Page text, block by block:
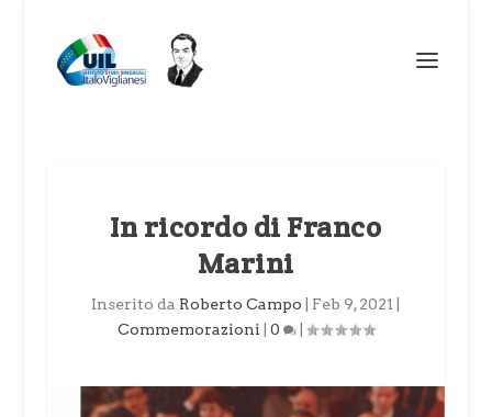
In ricordo di Franco
Marini
Inserito da Roberto Campo Feb 9, 2021
Commemorazioni
0 |